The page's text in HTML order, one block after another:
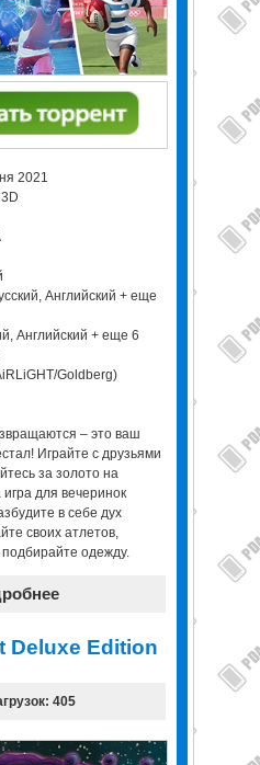
2021
Английский + еще
Английский + еще 6
Goldberg)
– это ваш
Играйте с друзьями
за золото на
для вечеринок
в себе дух
своих атлетов,
одежду.
Deluxe Edition
405